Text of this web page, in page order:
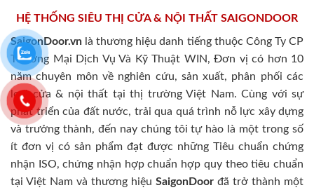
HỆ THỐNG SIÊU THỊ CỬA & NỘI THẤT SAIGONDOOR
SaigonDoor.vn là thương hiệu danh tiếng thuộc Công Ty CP
Thương Mại Dịch Vụ Và Kỹ Thuật WIN, Đơn vị có hơn 10
năm chuyên môn về nghiên cứu, sản xuất, phân phối các
loại cửa & nội thất tại thị trường Việt Nam. Cùng với sự
phát triển của đất nước, trải qua quá trình nỗ lực xây dựng
và trưởng thành, đến nay chúng tôi tự hào là một trong số
ít đơn vị có sản phẩm đạt được những Tiêu chuẩn chứng
nhận ISO, chứng nhận hợp chuẩn hợp quy theo tiêu chuẩn
tại Việt Nam và thương hiệu SaigonDoor đã trở thành một